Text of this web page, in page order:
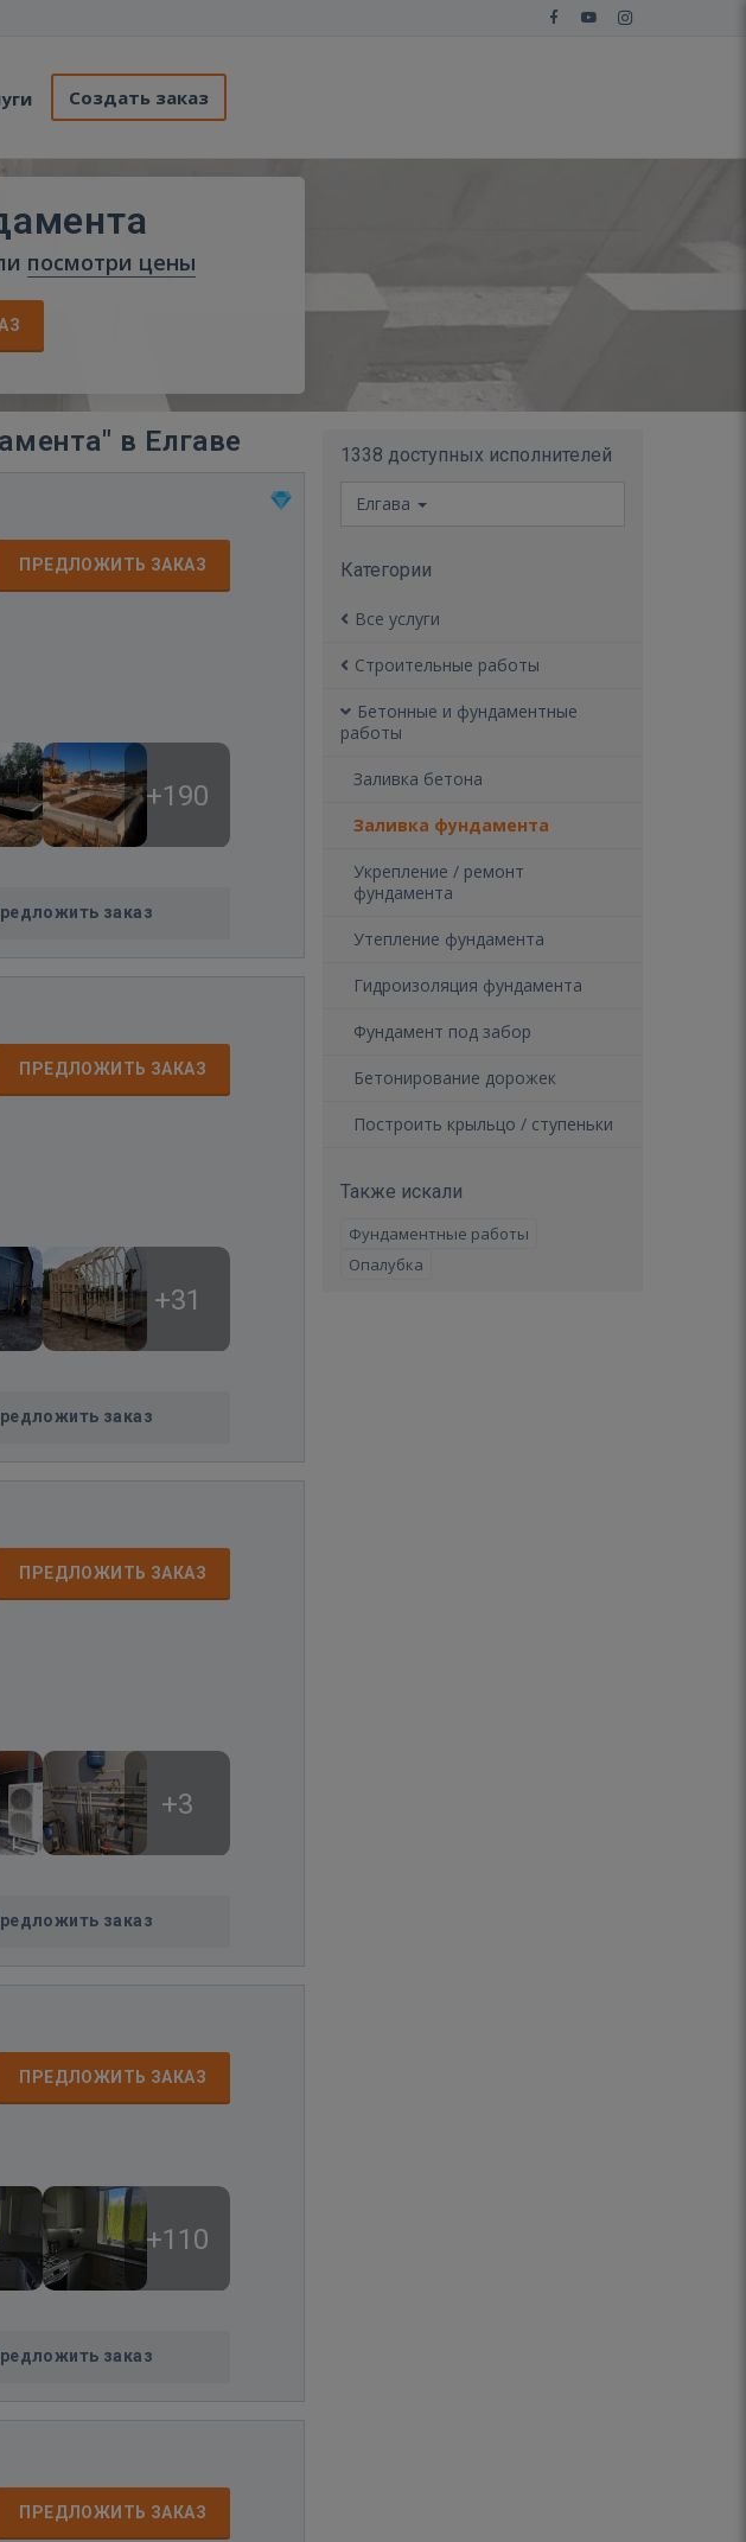
Создать заказ
посмотри цены
в Елгаве
ПРЕДЛОЖИТЬ ЗАКАЗ
+190
заказ
ПРЕДЛОЖИТЬ ЗАКАЗ
+31
заказ
ПРЕДЛОЖИТЬ ЗАКАЗ
+3
заказ
ПРЕДЛОЖИТЬ ЗАКАЗ
+110
заказ
ПРЕДЛОЖИТЬ ЗАКАЗ
1338 доступных исполнителей
Елгава
Категории
Все услуги
Строительные работы
Бетонные и фундаментные
работы
Заливка бетона
Заливка фундамента
Укрепление / ремонт
фундамента
Утепление фундамента
Гидроизоляция фундамента
Фундамент под забор
Бетонирование дорожек
Построить крыльцо / ступеньки
Также искали
Фундаментные работы
Опалубка